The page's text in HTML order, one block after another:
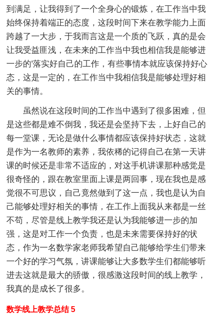
到满足，让我得到了一个全身心的锻炼，在工作当中我
始终保持着端正的态度，这段时间下来在教学能力上面
跨越了一大步，于我而言这是一个质的飞跃，真的是会
让我受益匪浅，在未来的工作当中我也相信我是能够进
一步的'落实好自己的工作，有些事情本就应该保持好心
态，这是一定的，在工作当中我相信我是能够处理好相
关的事情。
虽然说在这段时间的工作当中遇到了很多困难，但
是这些都是难不倒我，我还是会坚持下去，上好自己的
每一堂课，无论是做什么事情都应该保持好状态，这就
是作为一名教师的素养，我依稀的记得自己在第一天讲
课的时候还是非常不适应的，对这手机讲课那种感觉是
很奇怪的，跟在教室里面上课是两回事，现在我也是感
觉很不可思议，自己竟然做到了这一点，我也是认为自
己能够处理好相关的事情，在工作上面我从来都是一丝
不苟，尽管是线上教学我还是认为我能够进一步的加
强，这是对工作一个负责，也是未来需要保持好的状
态，作为一名数学家老师我希望自己能够给学生们带来
一个好的学习气氛，讲课能够让大多数学生们都能够听
进去这就是最大的骄傲，很感激这段时间的线上教学，
我真的是成长了很多。
数学线上教学总结 5